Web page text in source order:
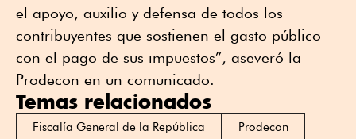
el apoyo, auxilio y defensa de todos los
contribuyentes que sostienen el gasto público
con el pago de sus impuestos”, aseveró la
Prodecon en un comunicado.
Temas relacionados
Fiscalía General de la República
Prodecon